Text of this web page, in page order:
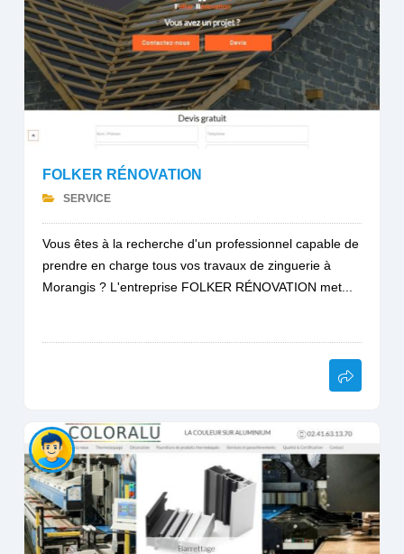
FOLKER RÉNOVATION
SERVICE
Vous êtes à la recherche d'un professionnel capable de
prendre en charge tous vos travaux de zinguerie à
Morangis ? L'entreprise FOLKER RÉNOVATION met...